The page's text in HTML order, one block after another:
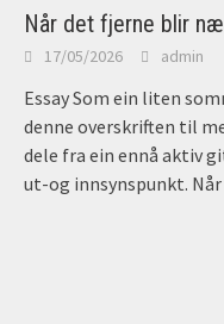
Når det fjerne blir
17/05/2026 admin
Essay Som ein liten
denne overskriften til
dele fra ein ennå aktiv
ut-og innsynspunkt. Når